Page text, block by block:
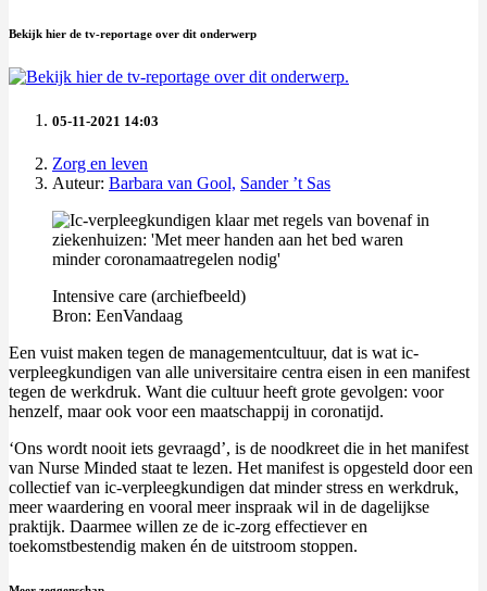
Bekijk hier de tv-reportage over dit onderwerp
05-11-2021 14:03
Zorg en leven
Auteur: Barbara van Gool, Sander ’t Sas
Intensive care (archiefbeeld)
Bron: EenVandaag
Een vuist maken tegen de managementcultuur, dat is wat ic-
verpleegkundigen van alle universitaire centra eisen in een manifest
tegen de werkdruk. Want die cultuur heeft grote gevolgen: voor
henzelf, maar ook voor een maatschappij in coronatijd.
‘Ons wordt nooit iets gevraagd’, is de noodkreet die in het manifest
van Nurse Minded staat te lezen. Het manifest is opgesteld door een
collectief van ic-verpleegkundigen dat minder stress en werkdruk,
meer waardering en vooral meer inspraak wil in de dagelijkse
praktijk. Daarmee willen ze de ic-zorg effectiever en
toekomstbestendig maken én de uitstroom stoppen.